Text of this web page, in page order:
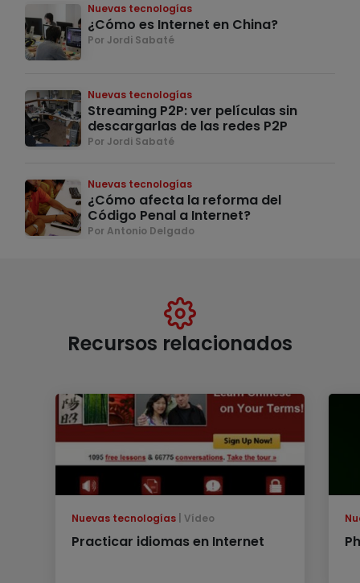
Nuevas tecnologías
¿Cómo es Internet en China?
Por Jordi Sabaté
Nuevas tecnologías
Streaming P2P: ver películas sin
descargarlas de las redes P2P
Por Jordi Sabaté
Nuevas tecnologías
¿Cómo afecta la reforma del
Código Penal a Internet?
Por Antonio Delgado
Recursos relacionados
Nuevas tecnologías Vídeo
Practicar idiomas en Internet